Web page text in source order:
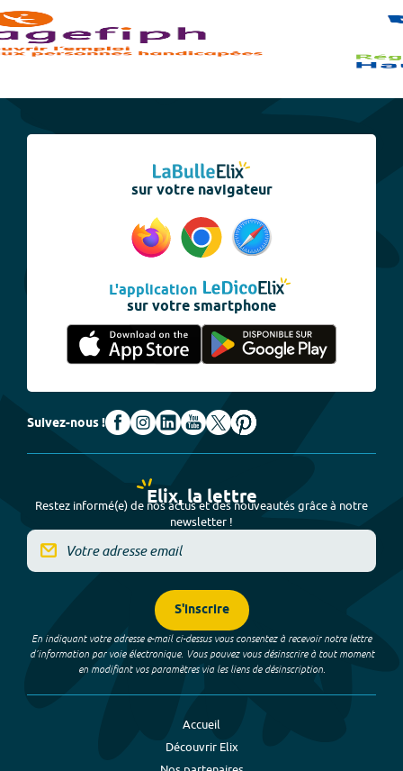
sur votre navigateur
L'application
sur votre smartphone
Suivez-nous !
Elix, la lettre
Restez informé(e) de nos actus et des nouveautés grâce à notre
newsletter !
S'inscrire
En indiquant votre adresse e-mail ci-dessus vous consentez à recevoir notre lettre
d’information par voie électronique. Vous pouvez vous désinscrire à tout moment
en modifiant vos paramètres via les liens de désinscription.
Accueil
Découvrir Elix